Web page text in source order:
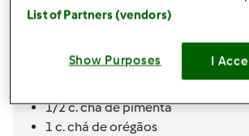
40gazeite
gengibre em pó,
para
gtomate maduro c/ pele
1/2c. chá depimenta
1 c. chá deorégãos
List of Partners (vendors)
Show Purposes I